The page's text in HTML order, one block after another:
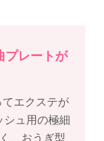
プレートが
エクステが
ュ用の極細
、おうぎ型